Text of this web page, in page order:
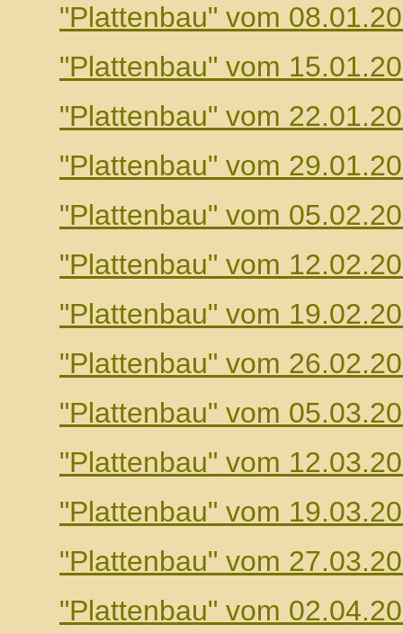
"Plattenbau" vom
"Plattenbau" vom
"Plattenbau" vom
"Plattenbau" vom
"Plattenbau" vom
"Plattenbau" vom
"Plattenbau" vom
"Plattenbau" vom
"Plattenbau" vom
"Plattenbau" vom
"Plattenbau" vom
"Plattenbau" vom
"Plattenbau" vom